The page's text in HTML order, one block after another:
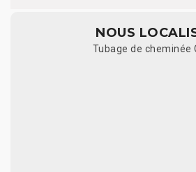
NOUS
Tubage de cheminée